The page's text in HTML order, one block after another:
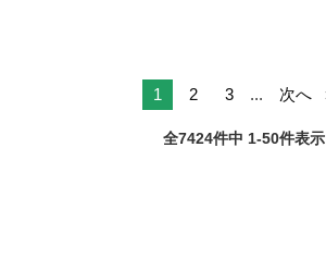
1 2 3 ... 次へ
全7424件中 1-50件表示